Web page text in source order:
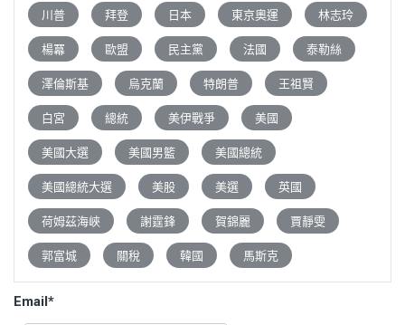
川普 拜登 日本 東京奧運 林志玲
楊冪 歐盟 民主黨 法國 泰勒絲
澤倫斯基 烏克蘭 特朗普 王祖賢
白宮 總統 美伊戰爭 美國
美國大選 美國男籃 美國總統
美國總統大選 美股 美選 英國
荷姆茲海峽 謝霆鋒 賀錦麗 賈靜雯
郭富城 關稅 韓國 馬斯克
Email*